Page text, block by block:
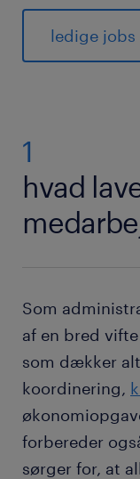
ledige jobs
1
hvad
Som
af en bred
som dækker
koordinering,
forbereder
sørger for, at